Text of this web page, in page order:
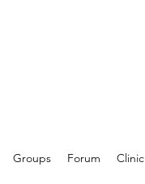
Groups Forum Clinic